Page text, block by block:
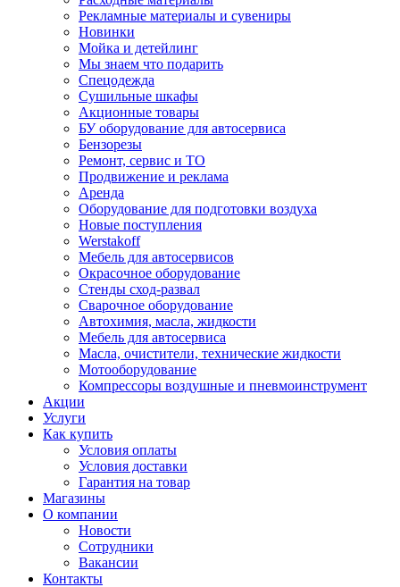
Рекламные материалы и сувениры
Новинки
Мойка и детейлинг
Мы знаем что подарить
Спецодежда
Сушильные шкафы
Акционные товары
БУ оборудование для автосервиса
Бензорезы
Ремонт, сервис и ТО
Продвижение и реклама
Аренда
Оборудование для подготовки воздуха
Новые поступления
Werstakoff
Мебель для автосервисов
Окрасочное оборудование
Стенды сход-развал
Сварочное оборудование
Автохимия, масла, жидкости
Мебель для автосервиса
Масла, очистители, технические жидкости
Мотооборудование
Компрессоры воздушные и пневмоинструмент
Акции
Услуги
Как купить
Условия оплаты
Условия доставки
Гарантия на товар
Магазины
О компании
Новости
Сотрудники
Вакансии
Контакты